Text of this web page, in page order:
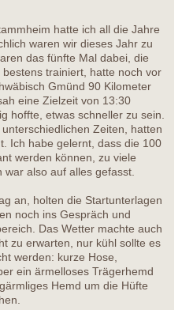
hatte ich all die Jahre
waren wir dieses Jahr zu
das fünfte Mal dabei, die
trainiert, hatte noch vor
Gmünd 90 Kilometer
eine Zielzeit von 13:30
hoffte, etwas schneller zu sein.
Zeiten, hatten
Ich habe gelernt, dass die 100
werden können, zu viele
war also auf alles gefasst.
an, holten die Startunterlagen
noch ins Gespräch und
Das Wetter machte auch
zu erwarten, nur kühl sollte es
werden: kurze Hose,
ein ärmelloses Trägerhemd
Hemd um die Hüfte